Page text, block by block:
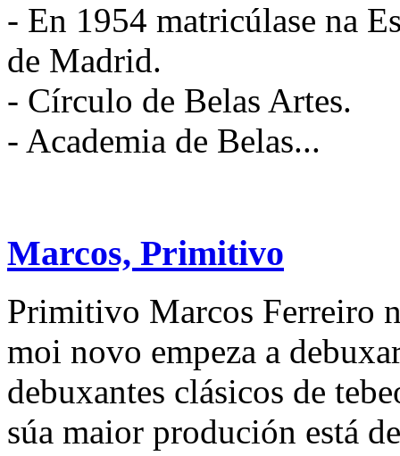
- En 1954 matricúlase na
de Madrid.
- Círculo de Belas Artes.
- Academia de Belas...
Marcos, Primitivo
Primitivo Marcos Ferreiro
moi novo empeza a
debuxantes clásicos de
súa maior produción está